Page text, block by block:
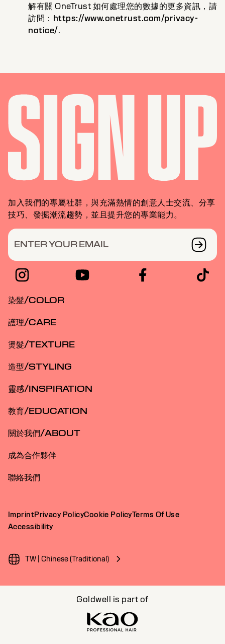
解有關 OneTrust 如何處理您的數據的更多資訊，請
訪問： https://www.onetrust.com/privacy-
notice/.
加入我們的專屬社群，與充滿熱情的創意人士交流、分享
技巧、發掘潮流趨勢，並且提升您的專業能力。
ENTER YOUR EMAIL
染髮/COLOR
護理/CARE
燙髮/TEXTURE
造型/STYLING
靈感/INSPIRATION
教育/EDUCATION
關於我們/ABOUT
成為合作夥伴
聯絡我們
ImprintPrivacy PolicyCookie PolicyTerms Of Use
Accessibility
TW | Chinese (Traditional)
Goldwell is part of